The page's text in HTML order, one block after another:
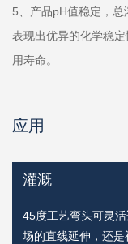
5、产品pH值稳定，
表现出优异的化学稳
用寿命。
应用
灌溉
45度工艺弯头可灵
场的直线延伸，还